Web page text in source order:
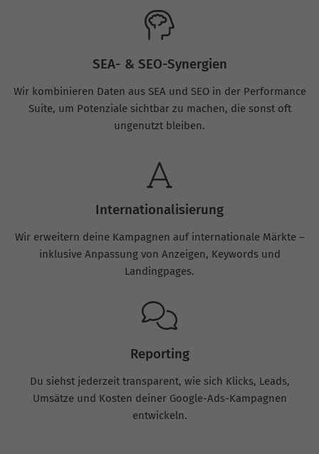
SEA- & SEO-Synergien
Wir kombinieren Daten aus SEA und SEO in der Performance
Suite, um Potenziale sichtbar zu machen, die sonst oft
ungenutzt bleiben.
Internationalisierung
Wir erweitern deine Kampagnen auf internationale Märkte –
inklusive Anpassung von Anzeigen, Keywords und
Landingpages.
Reporting
Du siehst jederzeit transparent, wie sich Klicks, Leads,
Umsätze und Kosten deiner Google-Ads-Kampagnen
entwickeln.